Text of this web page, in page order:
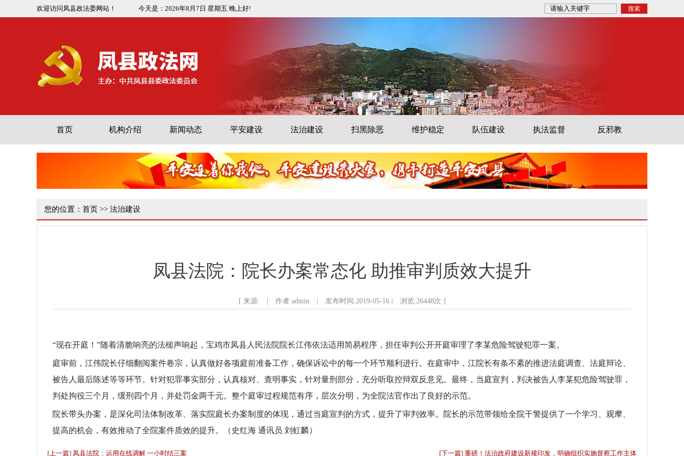
欢迎访问凤县政法委网站！ 今天是： 2026年8月7日 星期五 晚上好!
首页 机构介绍 新闻动态 平安建设 法治建设 扫黑除恶 维护稳定 队伍建设 执法监督 反邪教
您的位置： 首页 >> 法治建设
凤县法院：院长办案常态化 助推审判质效大提升
[ 来源: | 作者:admin | 发布时间:2019-05-16 | 浏览:26448次 ]
“现在开庭！”随着清脆响亮的法槌声响起，宝鸡市凤县人民法院院长江伟依法适用简易程序，担任审判公开开庭审理了李某危险驾驶犯罪一案。
庭审前，江伟院长仔细翻阅案件卷宗，认真做好各项庭前准备工作，确保诉讼中的每一个环节顺利进行。在庭审中，江院长有条不紊的推进法庭调查、法庭辩论、
被告人最后陈述等等环节。针对犯罪事实部分，认真核对、查明事实，针对量刑部分，充分听取控辩双反意见。最终，当庭宣判，判决被告人李某犯危险驾驶罪，
判处拘役三个月，缓刑四个月，并处罚金两千元。整个庭审过程规范有序，层次分明，为全院法官作出了良好的示范。
院长带头办案，是深化司法体制改革、落实院庭长办案制度的体现，通过当庭宣判的方式，提升了审判效率。院长的示范带领给全院干警提供了一个学习、观摩、
提高的机会，有效推动了全院案件质效的提升。（史红海 通讯员 刘虹麟）
[上一篇] 凤县法院：运用在线调解 一小时结三案 [下一篇] 重磅！法治政府建设新规印发，明确组织实施督察工作主体